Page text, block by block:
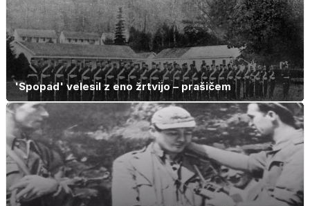
'Spopad' velesil z eno žrtvijo – prašičem